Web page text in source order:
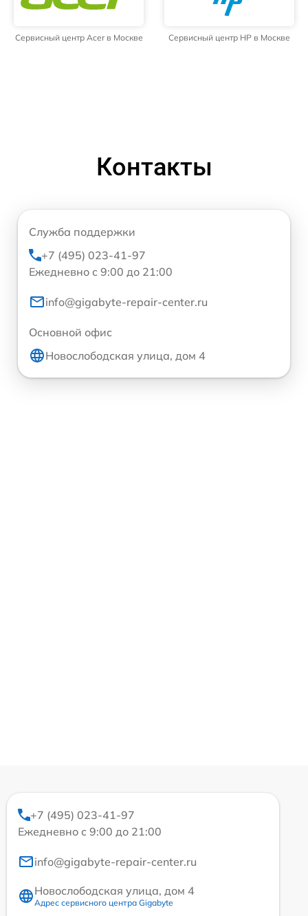
Сервисный центр Acer в Москве Сервисный центр HP в Москве
Контакты
Служба поддержки
+7 (495) 023-41-97
Ежедневно с 9:00 до 21:00
info@gigabyte-repair-center.ru
Основной офис
Новослободская улица, дом 4
+7 (495) 023-41-97
Ежедневно с 9:00 до 21:00
info@gigabyte-repair-center.ru
Новослободская улица, дом 4
Адрес сервисного центра Gigabyte